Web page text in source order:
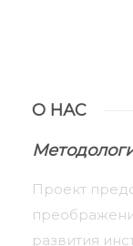
О НАС
Проект
развития